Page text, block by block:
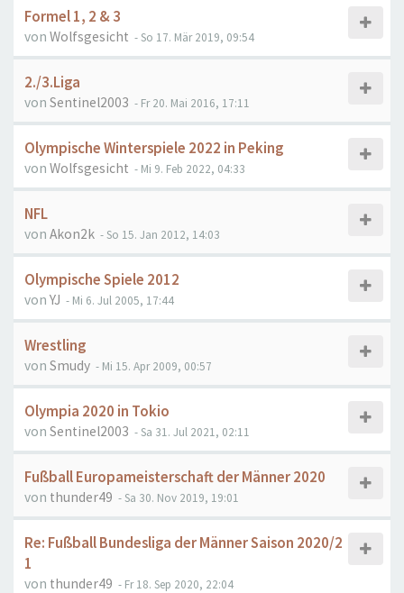
Formel 1, 2 & 3
von Wolfsgesicht - So 17. Mär 2019, 09:54
2./3.Liga
von Sentinel2003 - Fr 20. Mai 2016, 17:11
Olympische Winterspiele 2022 in Peking
von Wolfsgesicht - Mi 9. Feb 2022, 04:33
NFL
von Akon2k - So 15. Jan 2012, 14:03
Olympische Spiele 2012
von YJ - Mi 6. Jul 2005, 17:44
Wrestling
von Smudy - Mi 15. Apr 2009, 00:57
Olympia 2020 in Tokio
von Sentinel2003 - Sa 31. Jul 2021, 02:11
Fußball Europameisterschaft der Männer 2020
von thunder49 - Sa 30. Nov 2019, 19:01
Re: Fußball Bundesliga der Männer Saison 2020/2
1
von thunder49 - Fr 18. Sep 2020, 22:04